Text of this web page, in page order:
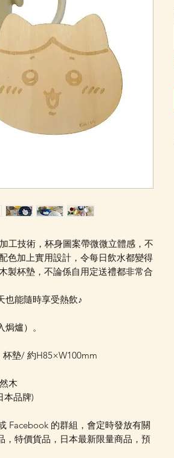
工技術，杯身圖案帶微微立體感，不
色加上實用設計，令每日飲水都變得
製杯墊，不論係自用定送禮都非常合
也能隨時享受熱飲♪
焗爐）。
墊/ 約H85×W100mm
木
本品牌)
Facebook 的群組，會定時發放有關
，特價貨品，日本最新限量商品，預